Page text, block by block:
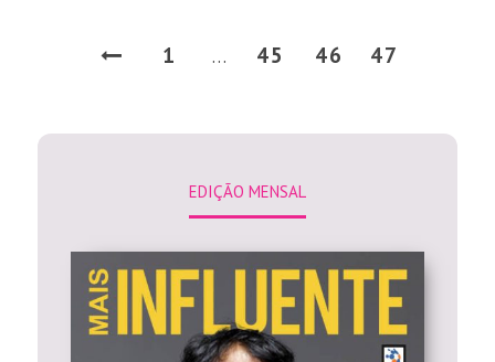
1 … 45 46 47
EDIÇÃO MENSAL